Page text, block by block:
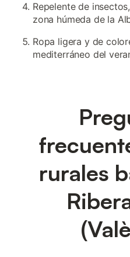
Repelente de
zona húmeda de la
Ropa ligera y de
mediterráneo del
rurales